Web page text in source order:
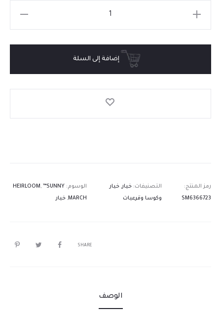
رمز المنتج:
SM6366723
التصنيفات:خيار,خيار
وكوسا وقرعيات
الوسوم: HEIRLOOM, ™SUNNY
MARCH
, خيار
SHARE
الوصف